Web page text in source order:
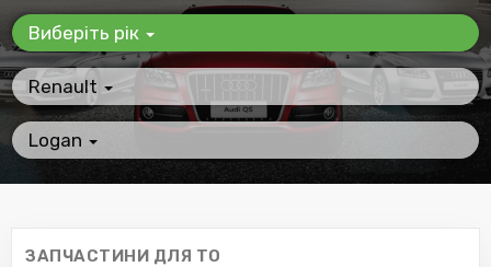
Виберіть рік
Renault
Logan
ЗАПЧАСТИНИ ДЛЯ ТО